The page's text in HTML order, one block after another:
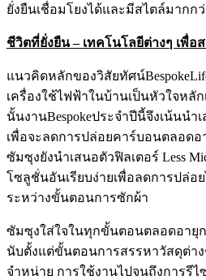
ยั่งยืนเชื่อมโยงได้และมีสไตล์มากกว่
ชีวิตที่ยั่งยืน – เทคโนโลยีต่างๆ เพื่อ
แนวคิดหลักของวิสัยทัศน์
เครื่องใช้ไฟฟ้าในบ้านเป็นหัวใจหลั
นั้นงานBespokeประจำปีนี้จึงเน้นน
เพื่อจะลดการปล่อยคาร์บอนตลอด
ซัมซุงยังนำเสนอตัวฟิลเตอร์ Less
โซลูชั่นอันเรียบง่ายเพื่อลดการปล่อ
ระหว่างขั้นตอนการซักผ้า
ซัมซุงใส่ใจในทุกขั้นตอนตลอดอายุ
นับตั้งแต่ขั้นตอนการสรรหาวัสดุต่า
จำหน่าย การใช้งานไปจนถึงการรีไ